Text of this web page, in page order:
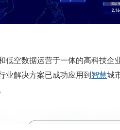
低空数据运营于一体的高科技企
业解决方案已成功应用到 智慧城